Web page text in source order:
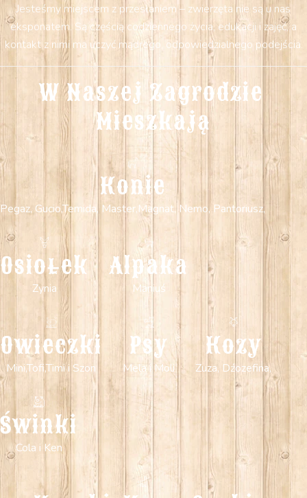
Jesteśmy miejscem z przesłaniem – zwierzęta nie są u nas
eksponatem. Są częścią codziennego życia, edukacji i zajęć, a
kontakt z nimi ma uczyć mądrego, odpowiedzialnego podejścia.
W Naszej Zagrodzie
Mieszkają
Konie
Pegaz, Gucio,Temida, Master,Magnat, Nemo, Pantoriusz,
Osiołek
Zynia
Alpaka
Maniuś
Owieczki
Mini,Tofi,Timi i Szon
Psy
Mela i Moli
Kozy
Zuza, Dźozefina,
Świnki
Cola i Ken